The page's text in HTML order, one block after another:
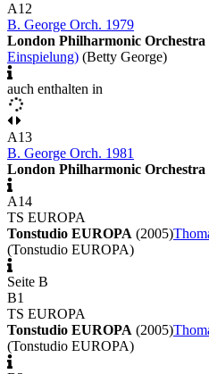
A12
B. George Orch. 1979
London Philharmonic Orchestra
Einspielung) (Betty George)
auch enthalten in
A13
B. George Orch. 1981
London Philharmonic Orchestra
A14
TS EUROPA
Tonstudio EUROPA (2005)
(Tonstudio EUROPA)
Seite B
B1
TS EUROPA
Tonstudio EUROPA (2005)
(Tonstudio EUROPA)